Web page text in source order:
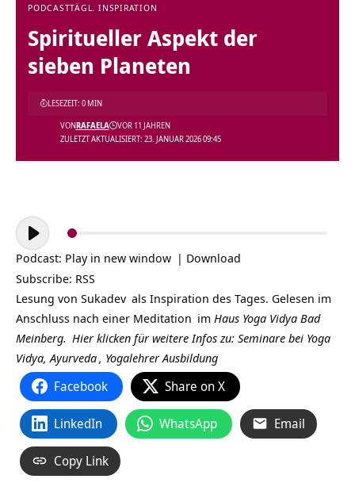
PODCASTTÄGL. INSPIRATION
Spiritueller Aspekt der
sieben Planeten
ZULETZT AKTUALISIERT: 23. JANUAR 2026 09:45
VONRAFAELA VOR 11 JAHREN
LESEZEIT: 0 MIN
Audio-
Player
Podcast: Play in new window | Download
Subscribe: RSS
Lesung von Sukadev als Inspiration des Tages. Gelesen im
Anschluss nach einer Meditation im Haus Yoga Vidya Bad
Meinberg. Hier klicken für weitere Infos zu: Seminare bei Yoga
Vidya, Ayurveda, Yogalehrer Ausbildung
Facebook Share on X
LinkedIn WhatsApp Email
Copy Link